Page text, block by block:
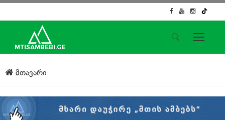
საიტის მენიუ
ქართული საქმე
მთავარი